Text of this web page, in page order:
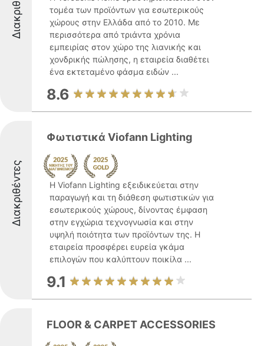
τομέα των προϊόντων για εσωτερικούς
χώρους στην Ελλάδα από το 2010. Με
περισσότερα από τριάντα χρόνια
εμπειρίας στον χώρο της λιανικής και
χονδρικής πώλησης, η εταιρεία διαθέτει
ένα εκτεταμένο φάσμα ειδών ...
8.6
Διακριθέντες
Φωτιστικά Viofann Lighting
Η Viofann Lighting εξειδικεύεται στην
παραγωγή και τη διάθεση φωτιστικών για
εσωτερικούς χώρους, δίνοντας έμφαση
στην εγχώρια τεχνογνωσία και στην
υψηλή ποιότητα των προϊόντων της. Η
εταιρεία προσφέρει ευρεία γκάμα
επιλογών που καλύπτουν ποικίλα ...
9.1
FLOOR & CARPET ACCESSORIES